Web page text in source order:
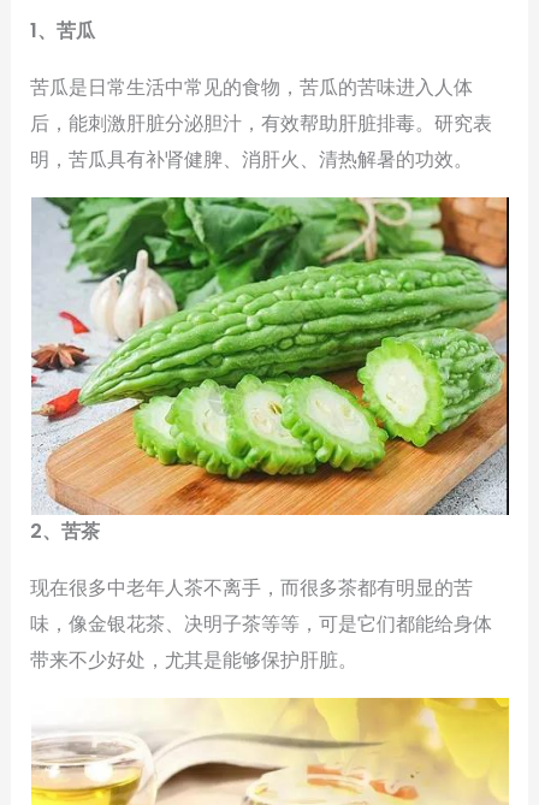
1、苦瓜
苦瓜是日常生活中常见的食物，苦瓜的苦味进入人体
后，能刺激肝脏分泌胆汁，有效帮助肝脏排毒。研究表
明，苦瓜具有补肾健脾、消肝火、清热解暑的功效。
2、苦茶
现在很多中老年人茶不离手，而很多茶都有明显的苦
味，像金银花茶、决明子茶等等，可是它们都能给身体
带来不少好处，尤其是能够保护肝脏。